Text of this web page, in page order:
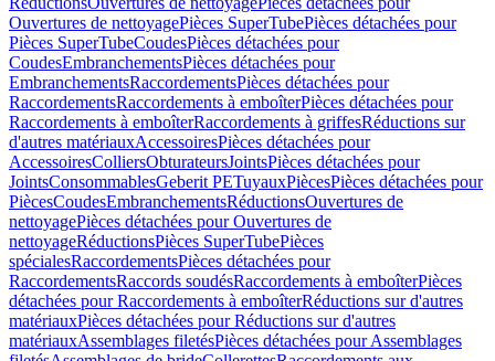
Ouvertures de nettoyagePièces SuperTubePièces détachées pour
Pièces SuperTubeCoudesPièces détachées pour
CoudesEmbranchementsPièces détachées pour
EmbranchementsRaccordementsPièces détachées pour
RaccordementsRaccordements à emboîterPièces détachées pour
Raccordements à emboîterRaccordements à griffesRéductions sur
d'autres matériauxAccessoiresPièces détachées pour
AccessoiresColliersObturateursJointsPièces détachées pour
JointsConsommablesGeberit PETuyauxPiècesPièces détachées pour
PiècesCoudesEmbranchementsRéductionsOuvertures de
nettoyagePièces détachées pour Ouvertures de
nettoyageRéductionsPièces SuperTubePièces
spécialesRaccordementsPièces détachées pour
RaccordementsRaccords soudésRaccordements à emboîterPièces
détachées pour Raccordements à emboîterRéductions sur d'autres
matériauxPièces détachées pour Réductions sur d'autres
matériauxAssemblages filetésPièces détachées pour Assemblages